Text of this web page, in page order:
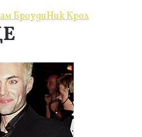
БроудиНик Крол